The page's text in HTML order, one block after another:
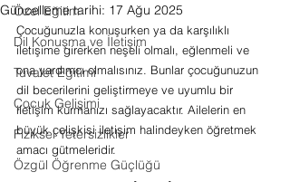
Özel Eğitim
Dil Konuşma ve İletişim
Tuvalet Eğitimi
Çocuk Gelişimi
Fiziksel Yetersizlikler
Özgül Öğrenme Güçlüğü
Güncelleme tarihi: 17 Ağu 2025
Çocuğunuzla konuşurken ya da karşılıklı
iletişime girerken neşeli olmalı, eğlenmeli ve
ona yardımcı olmalısınız. Bunlar çocuğunuzun
dil becerilerini geliştirmeye ve uyumlu bir
iletişim kurmanızı sağlayacaktır. Ailelerin en
büyük çelişkisi iletişim halindeyken öğretmek
amacı gütmeleridir.